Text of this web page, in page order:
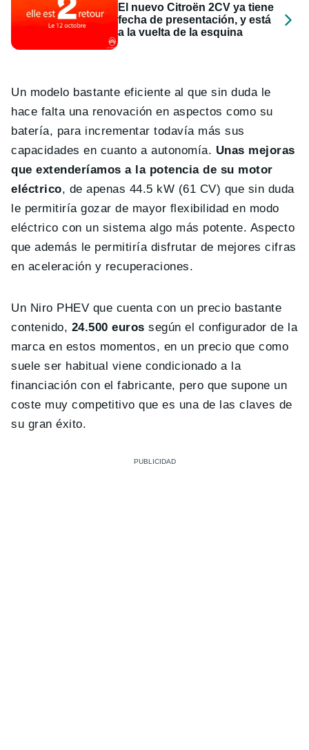
El nuevo Citroën 2CV ya tiene
fecha de presentación, y está
a la vuelta de la esquina
Un modelo bastante eficiente al que sin duda le
hace falta una renovación en aspectos como su
batería, para incrementar todavía más sus
capacidades en cuanto a autonomía. Unas mejoras
que extenderíamos a la potencia de su motor
eléctrico, de apenas 44.5 kW (61 CV) que sin duda
le permitiría gozar de mayor flexibilidad en modo
eléctrico con un sistema algo más potente. Aspecto
que además le permitiría disfrutar de mejores cifras
en aceleración y recuperaciones.
Un Niro PHEV que cuenta con un precio bastante
contenido, 24.500 euros según el configurador de la
marca en estos momentos, en un precio que como
suele ser habitual viene condicionado a la
financiación con el fabricante, pero que supone un
coste muy competitivo que es una de las claves de
su gran éxito.